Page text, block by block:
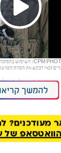
זכאי לבקש את הסרת
של בעלי
לא ניתן
החיות השונות.
להמשך
מעודכנים?
של ערוץ